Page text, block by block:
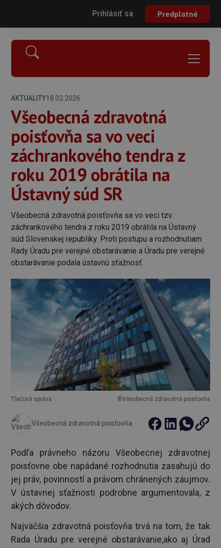
Prihlásiť sa Predplatné
AKTUALITY18.02.2026
Všeobecná zdravotná
poisťovňa sa vo veci
záchrankového tendra z
roku 2019 obrátila na
Ústavný súd SR
Všeobecná zdravotná poisťovňa sa vo veci tzv.
záchrankového tendra z roku 2019 obrátila na Ústavný
súd Slovenskej republiky. Proti postupu a rozhodnutiam
Rady Úradu pre verejné obstarávanie a Úradu pre verejné
obstarávanie podala ústavnú sťažnosť.
Tlačová správa ©Všeobecná zdravotná poisťovňa
Všeobecná zdravotná poisťovňa
Podľa právneho názoru Všeobecnej zdravotnej
poisťovne obe napádané rozhodnutia zasahujú do
jej práv, povinností a právom chránených záujmov.
V ústavnej sťažnosti podrobne argumentovala, z
akých dôvodov.
Najväčšia zdravotná poisťovňa trvá na tom, že tak
Rada Úradu pre verejné obstarávanie,ako aj Úrad